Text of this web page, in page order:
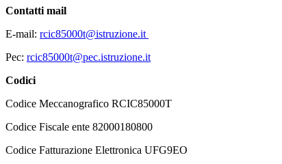
Contatti mail
E-mail: rcic85000t@istruzione.it
Pec: rcic85000t@pec.istruzione.it
Codici
Codice Meccanografico RCIC85000T
Codice Fiscale ente 82000180800
Codice Fatturazione Elettronica UFG9EO